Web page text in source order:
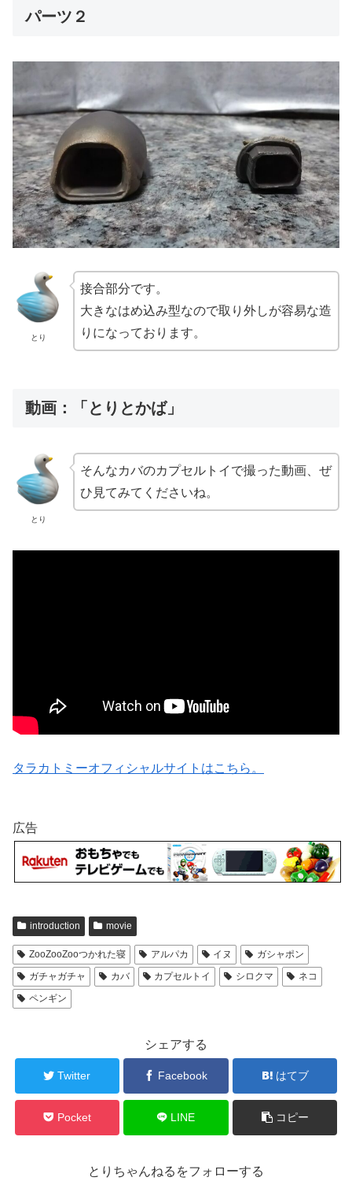
パーツ２
とり
接合部分です。
大きなはめ込み型なので取り外しが容易な造
りになっております。
動画：「とりとかば」
とり
そんなカバのカプセルトイで撮った動画、ぜ
ひ見てみてくださいね。
タラカトミーオフィシャルサイトはこちら。
広告
introduction movie
ZooZooZooつかれた寝 アルパカ イヌ
ガシャポン
ガチャガチャ
カバ カプセルトイ シロクマ
ネコ
ペンギン
シェアする
Twitter Facebook はてブ
Pocket LINE コピー
とりちゃんねるをフォローする